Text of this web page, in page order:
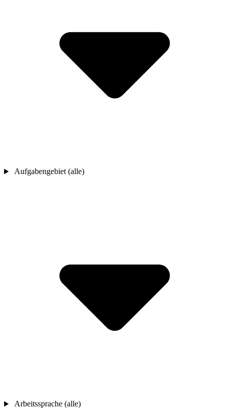
Aufgabengebiet (alle)
Arbeitssprache (alle)